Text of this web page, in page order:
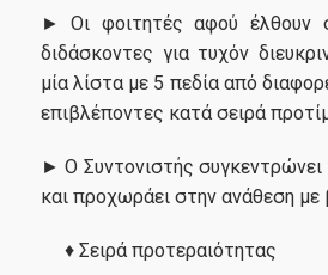
Υποψήφιοι
Σε Ποιούς
Δίδακτρα -
► Οι φοιτητές αφού έλθουν
διδάσκοντες για τυχόν
μία λίστα με 5 πεδία από
επιβλέποντες κατά σειρά
► Ο Συντονιστής συγκεντρώνει
και προχωράει στην ανάθεση με
♦ Σειρά προτεραιότητας